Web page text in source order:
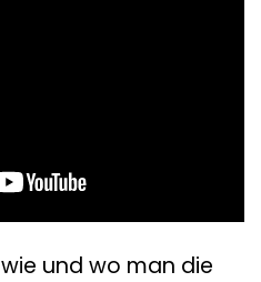
und wo man die